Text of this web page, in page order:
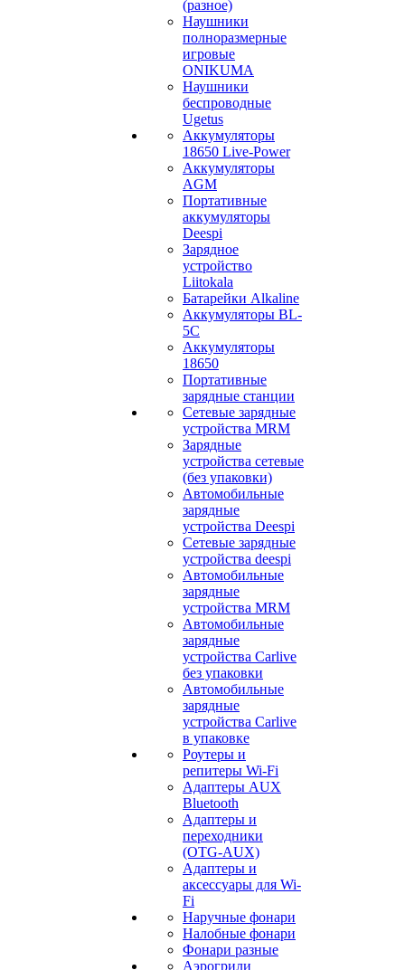
(разное)
Наушники
полноразмерные
игровые
ONIKUMA
Наушники
беспроводные
Ugetus
Аккумуляторы
18650 Live-Power
Аккумуляторы
АGM
Портативные
аккумуляторы
Deespi
Зарядное
устройство
Liitokala
Батарейки Alkaline
Аккумуляторы BL-
5C
Аккумуляторы
18650
Портативные
зарядные станции
Сетевые зарядные
устройства MRM
Зарядные
устройства сетевые
(без упаковки)
Автомобильные
зарядные
устройства Deespi
Сетевые зарядные
устройства deespi
Автомобильные
зарядные
устройства MRM
Автомобильные
зарядные
устройства Carlive
без упаковки
Автомобильные
зарядные
устройства Carlive
в упаковке
Роутеры и
репитеры Wi-Fi
Адаптеры AUX
Bluetooth
Адаптеры и
переходники
(OTG-AUX)
Адаптеры и
аксессуары для Wi-
Fi
Наручные фонари
Налобные фонари
Фонари разные
Аэрогрили